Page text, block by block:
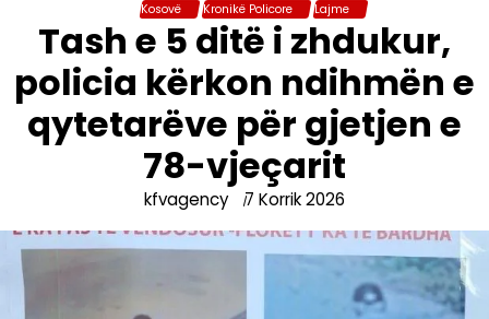
Kosovë Kronikë Policore Lajme
Tash e 5 ditë i zhdukur,
policia kërkon ndihmën e
qytetarëve për gjetjen e
78-vjeçarit
kfvagency 7 Korrik 2026